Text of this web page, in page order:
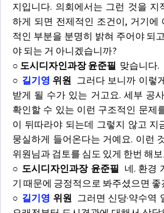
지입니다. 의회에서는 그런 것을 지
하게 되면 전제적인 조건이, 거기에
적인 부분을 분명히 밝혀 주어야 되
야 되는 거 아니겠습니까?
○ 도시디자인과장 윤준필 맞습니다.
○ 길기영 위원 그러다 보니까 이렇
받게 될 수가 있는 거고요. 세부 공
확인할 수 있는 이런 구조적인 문제
이 뒤따라야 되는데 그렇지 않고 지
뭉실하게 들어온다는 거예요. 이런
위원님과 검토를 심도 있게 한번 해
○ 도시디자인과장 윤준필 네. 환경
기 때문에 긍정적으로 봐주셨으면 좋
○ 길기영 위원 그러면 신당·약수역